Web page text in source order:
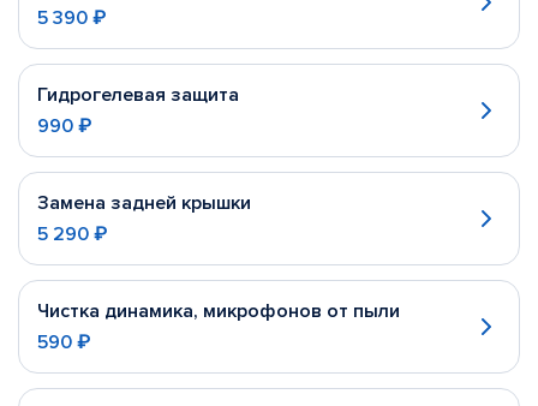
5 390 ₽
Гидрогелевая защита
990 ₽
Замена задней крышки
5 290 ₽
Чистка динамика, микрофонов от пыли
590 ₽